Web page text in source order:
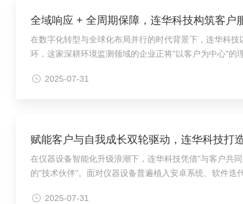
全域响应 + 全周期保障，连华科技构筑客户
在数字化转型与全球化布局并行的时代背景下，连华科
环，这家深耕环境监测领域的企业正将"以客户为中心"的
2025-07-31
赋能客户与自我成长双轮驱动，连华科技打
在仪器设备智能化升级浪潮下，连华科技凭借"与客户共
的"技术伙伴"。面对仪器设备普遍植入安卓系统、软件迭
2025-07-31